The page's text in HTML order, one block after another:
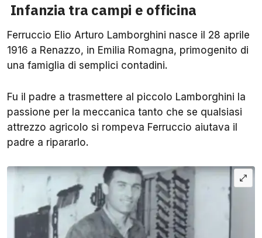
Infanzia tra campi e officina
Ferruccio Elio Arturo Lamborghini nasce il 28 aprile
1916 a Renazzo, in Emilia Romagna, primogenito di
una famiglia di semplici contadini.
Fu il padre a trasmettere al piccolo Lamborghini la
passione per la meccanica tanto che se qualsiasi
attrezzo agricolo si rompeva Ferruccio aiutava il
padre a ripararlo.